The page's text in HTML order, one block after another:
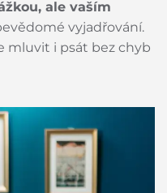
ale vaším
vyjadřování.
mluvit i psát bez chyb